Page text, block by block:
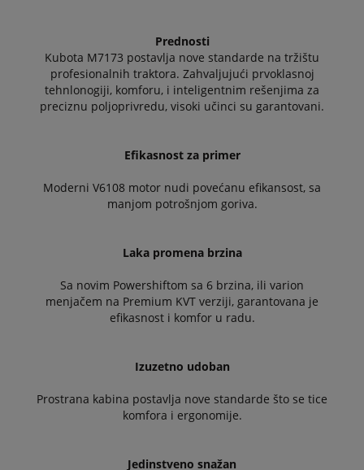
Prednosti
Kubota M7173 postavlja nove standarde na tržištu
profesionalnih traktora. Zahvaljujući prvoklasnoj
tehnlonogiji, komforu, i inteligentnim rešenjima za
preciznu poljoprivredu, visoki učinci su garantovani.
Efikasnost za primer
Moderni V6108 motor nudi povećanu efikansost, sa
manjom potrošnjom goriva.
Laka promena brzina
Sa novim Powershiftom sa 6 brzina, ili varion
menjačem na Premium KVT verziji, garantovana je
efikasnost i komfor u radu.
Izuzetno udoban
Prostrana kabina postavlja nove standarde što se tice
komfora i ergonomije.
Jedinstveno snažan